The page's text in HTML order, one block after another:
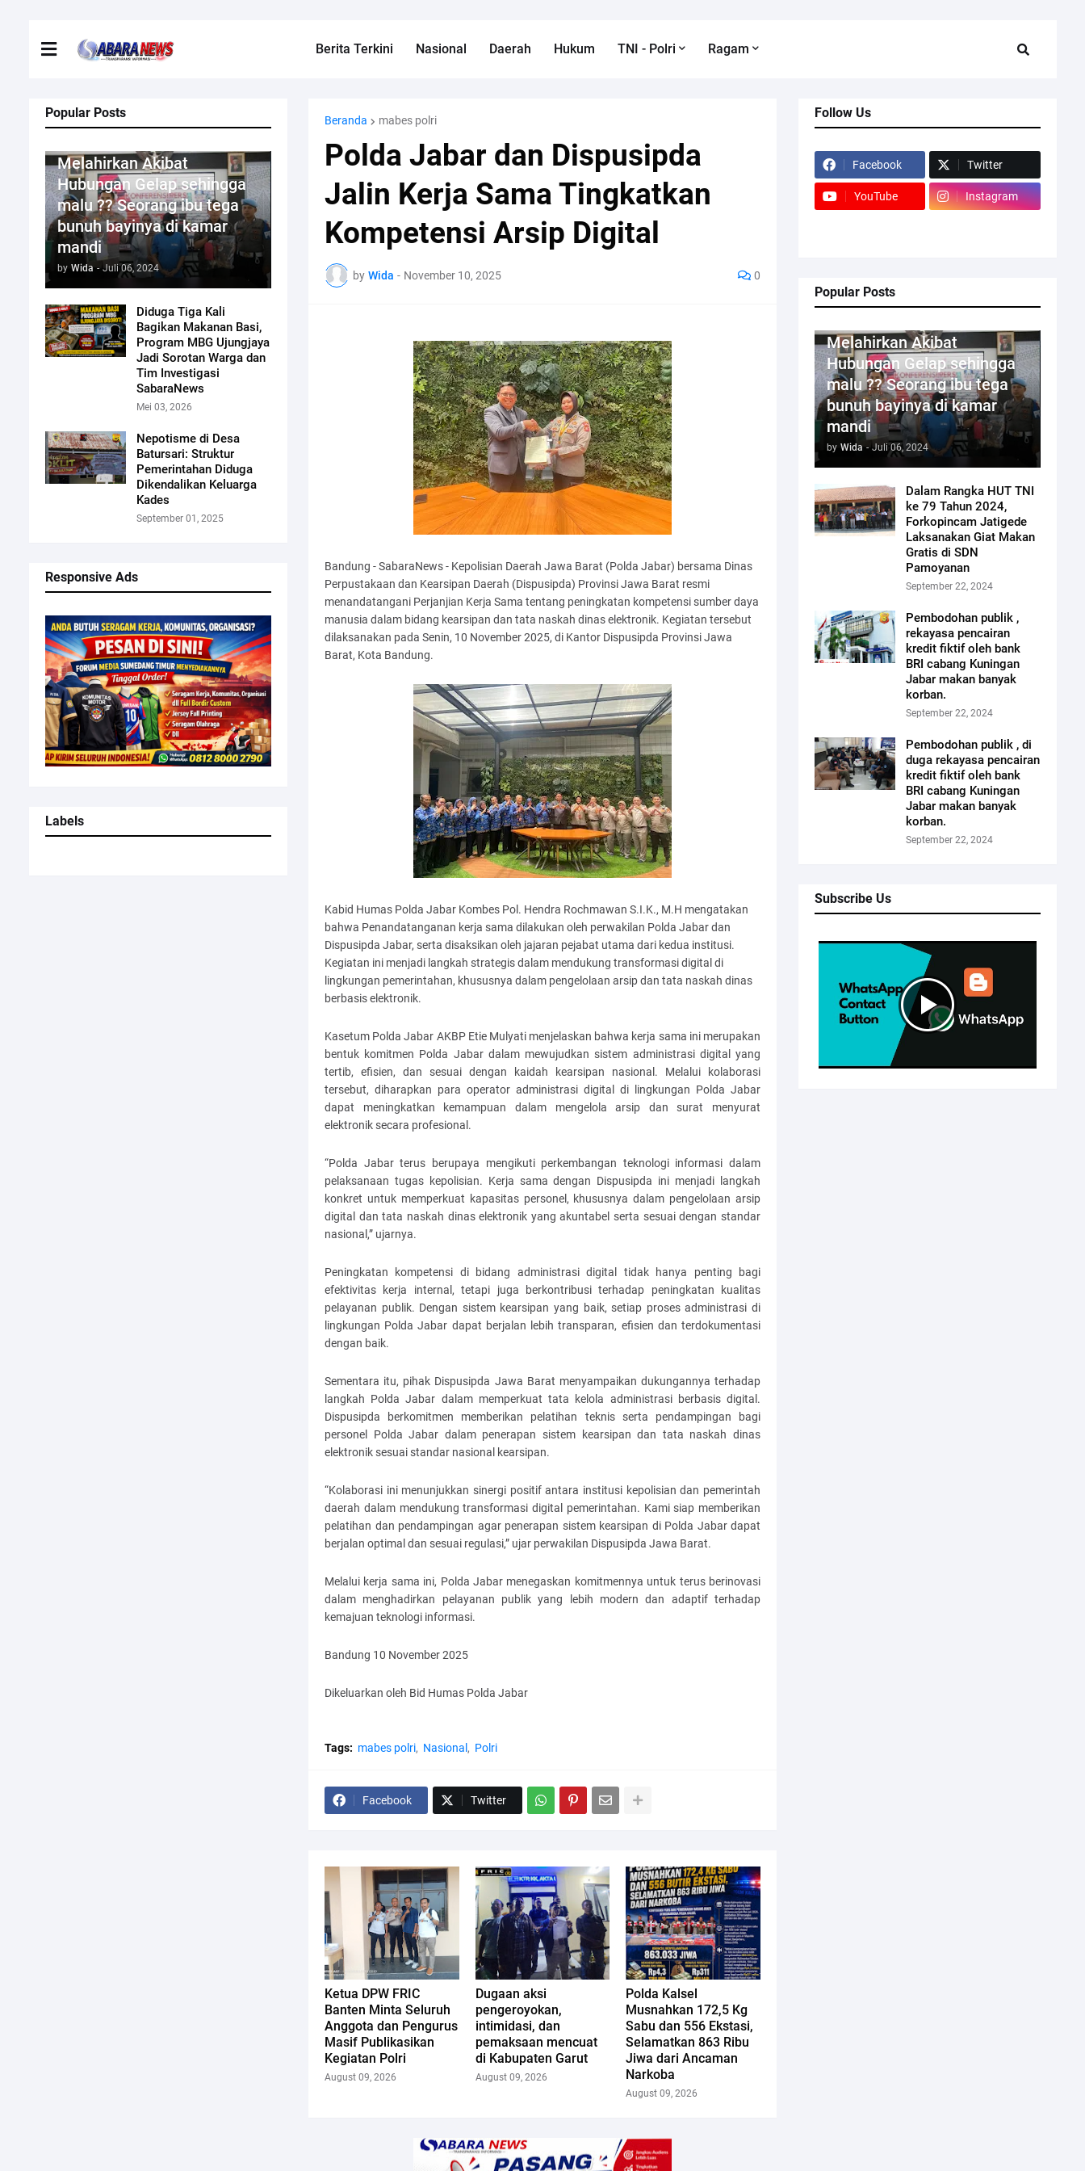
Berita Terkini Nasional Daerah Hukum TNI - Polri Ragam
Popular Posts
Melahirkan Akibat
Hubungan Gelap sehingga
malu ?? Seorang ibu tega
bunuh bayinya di kamar
mandi
by Wida - Juli 06, 2024
Diduga Tiga Kali
Bagikan Makanan Basi,
Program MBG Ujungjaya
Jadi Sorotan Warga dan
Tim Investigasi
SabaraNews
Mei 03, 2026
Nepotisme di Desa
Batursari: Struktur
Pemerintahan Diduga
Dikendalikan Keluarga
Kades
September 01, 2025
Responsive Ads
Labels
Beranda mabes polri
Polda Jabar dan Dispusipda
Jalin Kerja Sama Tingkatkan
Kompetensi Arsip Digital
by Wida - November 10, 2025 0
Bandung - SabaraNews - Kepolisian Daerah Jawa Barat (Polda Jabar) bersama Dinas
Perpustakaan dan Kearsipan Daerah (Dispusipda) Provinsi Jawa Barat resmi
menandatangani Perjanjian Kerja Sama tentang peningkatan kompetensi sumber daya
manusia dalam bidang kearsipan dan tata naskah dinas elektronik. Kegiatan tersebut
dilaksanakan pada Senin, 10 November 2025, di Kantor Dispusipda Provinsi Jawa
Barat, Kota Bandung.
Kabid Humas Polda Jabar Kombes Pol. Hendra Rochmawan S.I.K., M.H mengatakan
bahwa Penandatanganan kerja sama dilakukan oleh perwakilan Polda Jabar dan
Dispusipda Jabar, serta disaksikan oleh jajaran pejabat utama dari kedua institusi.
Kegiatan ini menjadi langkah strategis dalam mendukung transformasi digital di
lingkungan pemerintahan, khususnya dalam pengelolaan arsip dan tata naskah dinas
berbasis elektronik.
Kasetum Polda Jabar AKBP Etie Mulyati menjelaskan bahwa kerja sama ini merupakan
bentuk komitmen Polda Jabar dalam mewujudkan sistem administrasi digital yang
tertib, efisien, dan sesuai dengan kaidah kearsipan nasional. Melalui kolaborasi
tersebut, diharapkan para operator administrasi digital di lingkungan Polda Jabar
dapat meningkatkan kemampuan dalam mengelola arsip dan surat menyurat
elektronik secara profesional.
“Polda Jabar terus berupaya mengikuti perkembangan teknologi informasi dalam
pelaksanaan tugas kepolisian. Kerja sama dengan Dispusipda ini menjadi langkah
konkret untuk memperkuat kapasitas personel, khususnya dalam pengelolaan arsip
digital dan tata naskah dinas elektronik yang akuntabel serta sesuai dengan standar
nasional,” ujarnya.
Peningkatan kompetensi di bidang administrasi digital tidak hanya penting bagi
efektivitas kerja internal, tetapi juga berkontribusi terhadap peningkatan kualitas
pelayanan publik. Dengan sistem kearsipan yang baik, setiap proses administrasi di
lingkungan Polda Jabar dapat berjalan lebih transparan, efisien dan terdokumentasi
dengan baik.
Sementara itu, pihak Dispusipda Jawa Barat menyampaikan dukungannya terhadap
langkah Polda Jabar dalam memperkuat tata kelola administrasi berbasis digital.
Dispusipda berkomitmen memberikan pelatihan teknis serta pendampingan bagi
personel Polda Jabar dalam penerapan sistem kearsipan dan tata naskah dinas
elektronik sesuai standar nasional kearsipan.
“Kolaborasi ini menunjukkan sinergi positif antara institusi kepolisian dan pemerintah
daerah dalam mendukung transformasi digital pemerintahan. Kami siap memberikan
pelatihan dan pendampingan agar penerapan sistem kearsipan di Polda Jabar dapat
berjalan optimal dan sesuai regulasi,” ujar perwakilan Dispusipda Jawa Barat.
Melalui kerja sama ini, Polda Jabar menegaskan komitmennya untuk terus berinovasi
dalam menghadirkan pelayanan publik yang lebih modern dan adaptif terhadap
kemajuan teknologi informasi.
Bandung 10 November 2025
Dikeluarkan oleh Bid Humas Polda Jabar
Tags: mabes polri Nasional Polri
Facebook Twitter
Ketua DPW FRIC
Banten Minta Seluruh
Anggota dan Pengurus
Masif Publikasikan
Kegiatan Polri
August 09, 2026
Dugaan aksi
pengeroyokan,
intimidasi, dan
pemaksaan mencuat
di Kabupaten Garut
August 09, 2026
Polda Kalsel
Musnahkan 172,5 Kg
Sabu dan 556 Ekstasi,
Selamatkan 863 Ribu
Jiwa dari Ancaman
Narkoba
August 09, 2026
Follow Us
Facebook Twitter
YouTube Instagram
Popular Posts
Melahirkan Akibat
Hubungan Gelap sehingga
malu ?? Seorang ibu tega
bunuh bayinya di kamar
mandi
by Wida - Juli 06, 2024
Dalam Rangka HUT TNI
ke 79 Tahun 2024,
Forkopincam Jatigede
Laksanakan Giat Makan
Gratis di SDN
Pamoyanan
September 22, 2024
Pembodohan publik ,
rekayasa pencairan
kredit fiktif oleh bank
BRI cabang Kuningan
Jabar makan banyak
korban.
September 22, 2024
Pembodohan publik , di
duga rekayasa pencairan
kredit fiktif oleh bank
BRI cabang Kuningan
Jabar makan banyak
korban.
September 22, 2024
Subscribe Us